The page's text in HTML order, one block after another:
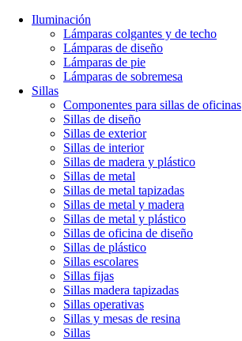
Iluminación
Lámparas colgantes y de techo
Lámparas de diseño
Lámparas de pie
Lámparas de sobremesa
Sillas
Componentes para sillas de oficinas
Sillas de diseño
Sillas de exterior
Sillas de interior
Sillas de madera y plástico
Sillas de metal
Sillas de metal tapizadas
Sillas de metal y madera
Sillas de metal y plástico
Sillas de oficina de diseño
Sillas de plástico
Sillas escolares
Sillas fijas
Sillas madera tapizadas
Sillas operativas
Sillas y mesas de resina
Sillas